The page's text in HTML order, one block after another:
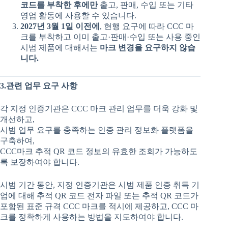
코드를 부착한 후에만출고, 판매, 수입 또는 기타
영업 활동에 사용할 수 있습니다.
2027년 3월 1일 이전에 , 현행 요구에 따라 CCC 마
크를 부착하고 이미 출고·판매·수입 또는 사용 중인
시범 제품에 대해서는 마크 변경을 요구하지 않습
니다.
3.관련 업무 요구 사항
각 지정 인증기관은 CCC 마크 관리 업무를 더욱 강화 및
개선하고,
시범 업무 요구를 충족하는 인증 관리 정보화 플랫폼을
구축하여,
CCC마크 추적 QR 코드 정보의 유효한 조회가 가능하도
록 보장하여야 합니다.
시범 기간 동안, 지정 인증기관은 시범 제품 인증 취득 기
업에 대해 추적 QR 코드 전자 파일 또는 추적 QR 코드가
포함된 표준 규격 CCC 마크를 적시에 제공하고, CCC 마
크를 정확하게 사용하는 방법을 지도하여야 합니다.